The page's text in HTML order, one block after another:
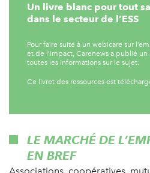
Un livre blanc pour tout
dans le secteur de l’ESS
Pour faire suite à un webicare sur
et de l’impact, Carenews a publié
toutes les informations sur le sujet.
Ce livret des ressources est
LE MARCHÉ DE
EN BREF
Associations, coopératives,